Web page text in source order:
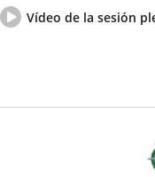
Sesión
Vídeo
del
Vídeo de la sesión